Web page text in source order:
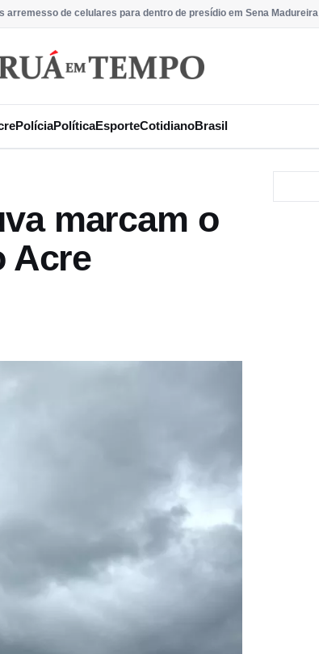
arremesso de celulares para dentro de presídio em Sena Madureira
PolíciaPolíticaEsporteCotidianoBrasil
marcam o
Acre